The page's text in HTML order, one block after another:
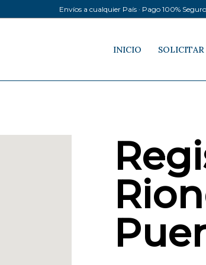
Envíos a cualquier País · Pago 100% Seguro
INICIO